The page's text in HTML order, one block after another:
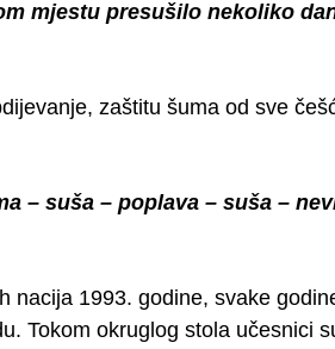
mjestu presušilo nekoliko
zaštitu šuma od sve
– suša – poplava – suša –
nacija 1993. godine, svake
Tokom okruglog stola učesnici